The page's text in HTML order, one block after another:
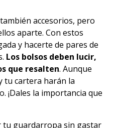
accesorios, pero
aparte. Con estos
y hacerte de pares de
Los bolsos deben lucir,
que resalten. Aunque
tu cartera harán la
¡Dales la importancia que
tu guardarropa sin gastar